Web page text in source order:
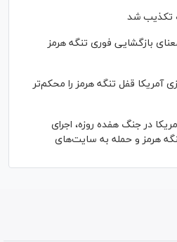
تکذیب شد
بازگشایی فوری تنگه هرمز
آمریکا قفل تنگه هرمز را محکم‌تر
در جنگ هفده روزه، اجرای
هرمز و حمله به سایت‌های